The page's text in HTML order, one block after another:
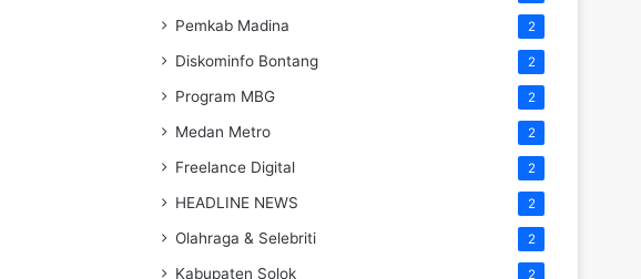
Pemkab Madina 2
Diskominfo Bontang 2
Program MBG 2
Medan Metro 2
Freelance Digital 2
HEADLINE NEWS 2
Olahraga & Selebriti 2
Kabupaten Solok 2